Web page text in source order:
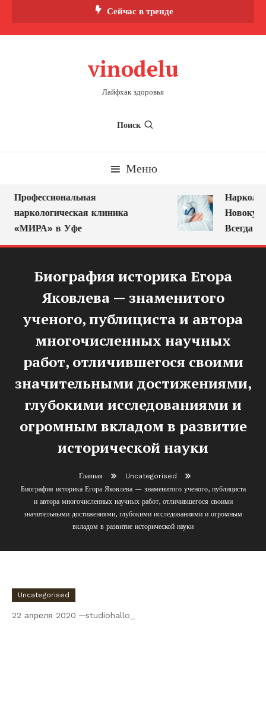
Сейчас в тренде
vinodelu
Лайфхак здоровья
Поиск
Меню
Профессиональная
наркологическая клиника
«МИРА» в Уфе
Всегда
Биография историка Егора
Яковлева — знаменитого
ученого, публициста и автора
многочисленных научных
работ, отличившегося своими
значительными достижениями,
глубокими исследованиями и
огромным вкладом в развитие
исторической науки
Главная
Uncategorised
Биография историка Егора Яковлева — знаменитого ученого, публициста
и автора многочисленных научных работ, отличившегося своими
значительными достижениями, глубокими исследованиями и огромным
вкладом в развитие исторической науки
Uncategorised
22 апреля 2020 studiohallo_